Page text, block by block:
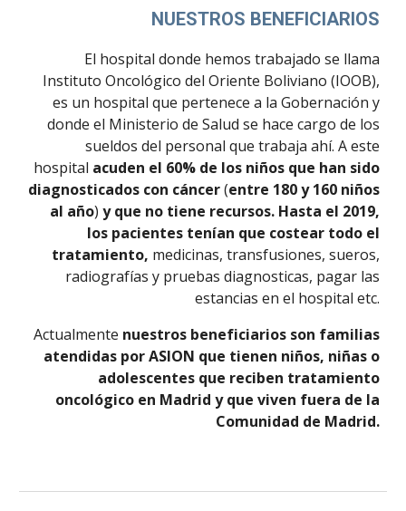
NUESTROS BENEFICIARIOS
El hospital donde hemos trabajado se llama
Instituto Oncológico del Oriente Boliviano (IOOB),
es un hospital que pertenece a la Gobernación y
donde el Ministerio de Salud se hace cargo de los
sueldos del personal que trabaja ahí. A este
hospital acuden el 60% de los niños que han sido
diagnosticados con cáncer(entre 180 y 160 niños
al año) y que no tiene recursos. Hasta el 2019,
los pacientes tenían que costear todo el
tratamiento, medicinas, transfusiones, sueros,
radiografías y pruebas diagnosticas, pagar las
estancias en el hospital etc.
Actualmente nuestros beneficiarios son familias
atendidas por ASION que tienen niños, niñas o
adolescentes que reciben tratamiento
oncológico en Madrid y que viven fuera de la
Comunidad de Madrid.